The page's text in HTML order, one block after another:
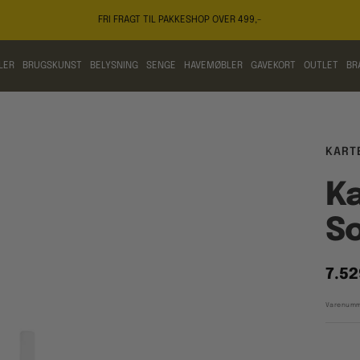
FRI FRAGT TIL PAKKESHOP OVER 499,-
BRUGSKUNST BELYSNING SENGE HAVEMØBLER GAVEKORT OUTLET